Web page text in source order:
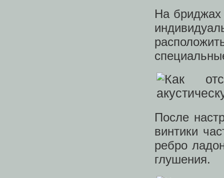
На
После
винтики
ребро
глушения.